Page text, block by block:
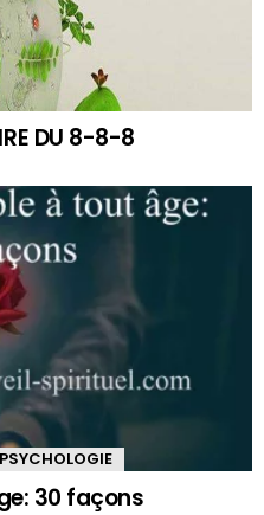
DU 8-8-8
30 façons